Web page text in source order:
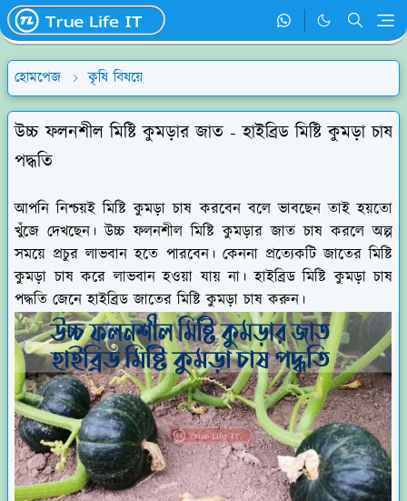
হোমপেজ কৃষি বিষয়ে
উচ্চ ফলনশীল মিষ্টি কুমড়ার জাত - হাইব্রিড মিষ্টি কুমড়া চাষ
পদ্ধতি
আপনি নিশ্চয়ই মিষ্টি কুমড়া চাষ করবেন বলে ভাবছেন তাই হয়তো
খুঁজে দেখছেন। উচ্চ ফলনশীল মিষ্টি কুমড়ার জাত চাষ করলে অল্প
সময়ে প্রচুর লাভবান হতে পারবেন। কেননা প্রত্যেকটি জাতের মিষ্টি
কুমড়া চাষ করে লাভবান হওয়া যায় না। হাইব্রিড মিষ্টি কুমড়া চাষ
পদ্ধতি জেনে হাইব্রিড জাতের মিষ্টি কুমড়া চাষ করুন।